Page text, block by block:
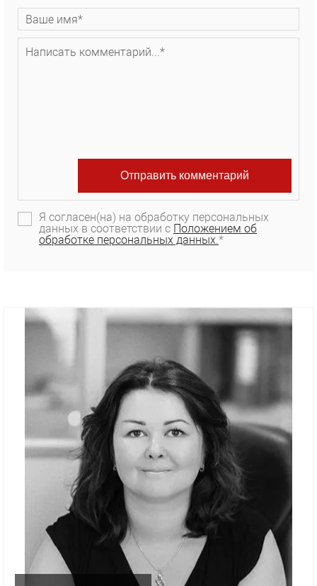
Я согласен(на) на обработку персональных
данных в соответствии с Положением об
обработке персональных данных.*